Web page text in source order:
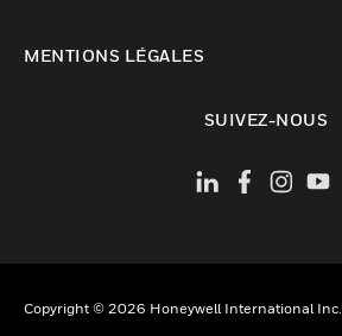
MENTIONS LÉGALES
SUIVEZ-NOUS
Copyright © 2026 Honeywell International Inc.